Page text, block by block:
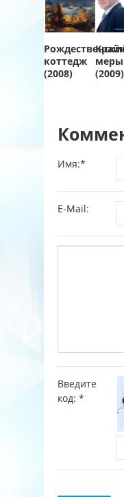
коттедж
(2008)
меры
(2009)
Имя:*
E-Mail:
Введите
код: *